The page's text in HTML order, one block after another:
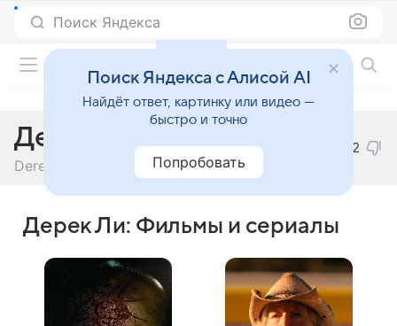
Поиск Яндекса
Дерек Ли
Derek Lee
2
Дерек Ли: Фильмы и сериалы
Поиск Яндекса с Алисой AI
Найдёт ответ, картинку или видео —
быстро и точно
Попробовать